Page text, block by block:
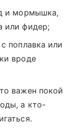
и мормышка,
или фидер;
поплавка или
вроде
важен покой
а кто-